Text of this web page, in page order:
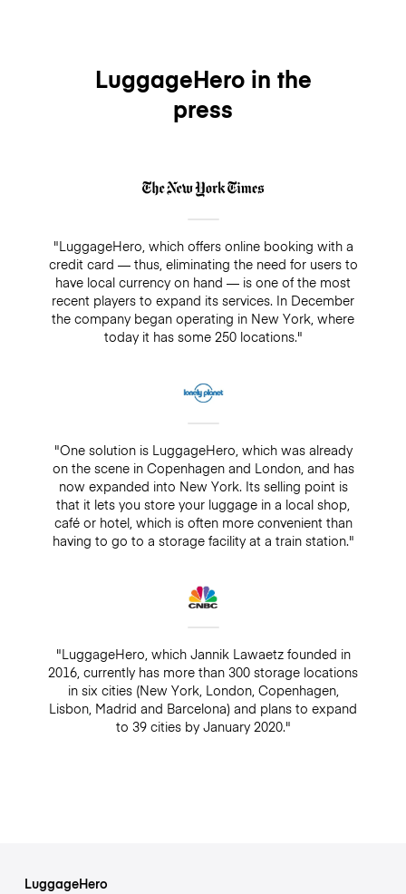
LuggageHero in the
press
"LuggageHero, which offers online booking with a
credit card — thus, eliminating the need for users to
have local currency on hand — is one of the most
recent players to expand its services. In December
the company began operating in New York, where
today it has some 250 locations."
"One solution is LuggageHero, which was already
on the scene in Copenhagen and London, and has
now expanded into New York. Its selling point is
that it lets you store your luggage in a local shop,
café or hotel, which is often more convenient than
having to go to a storage facility at a train station."
"LuggageHero, which Jannik Lawaetz founded in
2016, currently has more than 300 storage locations
in six cities (New York, London, Copenhagen,
Lisbon, Madrid and Barcelona) and plans to expand
to 39 cities by January 2020."
LuggageHero